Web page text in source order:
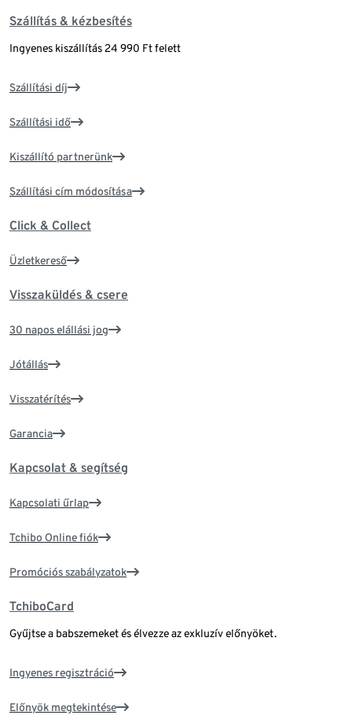
Szállítás & kézbesítés
Ingyenes kiszállítás 24 990 Ft felett
Szállítási díj
Szállítási idő
Kiszállító partnerünk
Szállítási cím módosítása
Click & Collect
Üzletkereső
Visszaküldés & csere
30 napos elállási jog
Jótállás
Visszatérítés
Garancia
Kapcsolat & segítség
Kapcsolati űrlap
Tchibo Online fiók
Promóciós szabályzatok
TchiboCard
Gyűjtse a babszemeket és élvezze az exkluzív előnyöket.
Ingyenes regisztráció
Előnyök megtekintése